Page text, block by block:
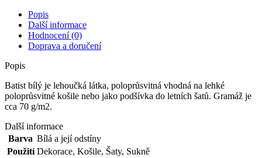
Popis
Další informace
Hodnocení (0)
Doprava a doručení
Popis
Batist bílý je lehoučká látka, poloprůsvitná vhodná na lehké
poloprůsvitné košile nebo jako podšívka do letních šatů. Gramáž je
cca 70 g/m2.
Další informace
Barva Bílá a její odstíny
Použití Dekorace, Košile, Šaty, Sukně